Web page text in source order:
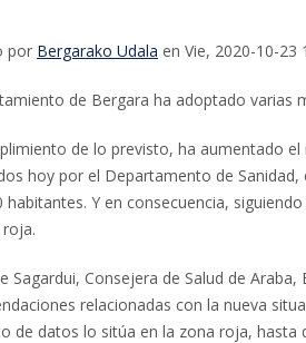
por Bergarako Udala en Vie, 2020-10-23
de Bergara ha adoptado varias
de lo previsto, ha aumentado
hoy por el Departamento de
habitantes. Y en consecuencia,
Sagardui, Consejera de Salud de
relacionadas con la nueva
de datos lo sitúa en la zona roja,